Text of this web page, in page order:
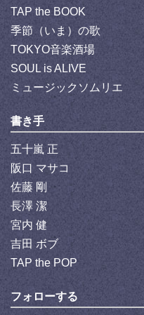
TAP the BOOK
季節（いま）の歌
TOKYO音楽酒場
SOUL is ALIVE
ミュージックソムリエ
書き手
五十嵐 正
阪口 マサコ
佐藤 剛
長澤 潔
宮内 健
吉田 ボブ
TAP the POP
フォローする